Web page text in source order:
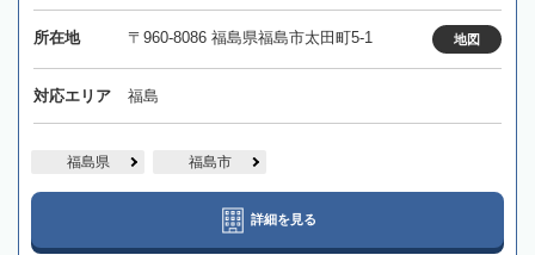
所在地 〒960-8086 福島県福島市太田町5-1 地図
対応エリア 福島
福島県 福島市
詳細を見る